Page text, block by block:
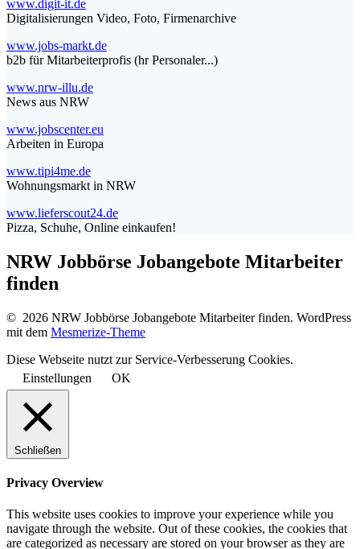
www.digit-it.de
Digitalisierungen Video, Foto, Firmenarchive
www.jobs-markt.de
b2b für Mitarbeiterprofis (hr Personaler...)
www.nrw-illu.de
News aus NRW
www.jobscenter.eu
Arbeiten in Europa
www.tipi4me.de
Wohnungsmarkt in NRW
www.lieferscout24.de
Pizza, Schuhe, Online einkaufen!
NRW Jobbörse Jobangebote Mitarbeiter
finden
© 2026 NRW Jobbörse Jobangebote Mitarbeiter finden. WordPress
mit dem Mesmerize-Theme
Diese Webseite nutzt zur Service-Verbesserung Cookies.
Einstellungen
OK
Schließen
Privacy Overview
This website uses cookies to improve your experience while you
navigate through the website. Out of these cookies, the cookies that
are categorized as necessary are stored on your browser as they are